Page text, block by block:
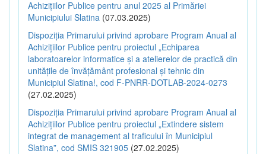
Achizițiilor Publice pentru anul 2025 al Primăriei
Municipiului Slatina (07.03.2025)
Dispoziția Primarului privind aprobare Program Anual al
Achizițiilor Publice pentru proiectul „Echiparea
laboratoarelor informatice și a atelierelor de practică din
unitățile de învățământ profesional și tehnic din
Municipiul Slatina!, cod F-PNRR-DOTLAB-2024-0273
(27.02.2025)
Dispoziția Primarului privind aprobare Program Anual al
Achizițiilor Publice pentru proiectul „Extindere sistem
integrat de management al traficului în Municipiul
Slatina”, cod SMIS 321905 (27.02.2025)